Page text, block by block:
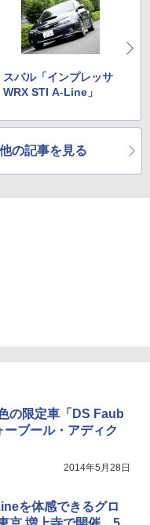
スバル「インプレッサ
WRX STI A-Line」
の記事を見る
の限定車「DS Faub
ブール・アディク
2014年5月28日
を体感できるグロ